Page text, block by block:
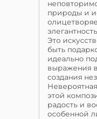
природы и
Это
быть
идеально
выражения
создания
этой
радость и
особенной